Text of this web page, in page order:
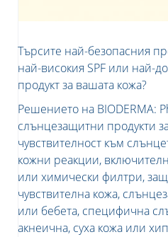
Търсите най-безопасния
най-високия SPF или най-
продукт за вашата кожа?
Решението на BIODERMA:
слънцезащитни продукти
чувствителност към
кожни реакции,
или химически филтри,
чувствителна кожа,
или бебета, специфична
акнеична, суха кожа или